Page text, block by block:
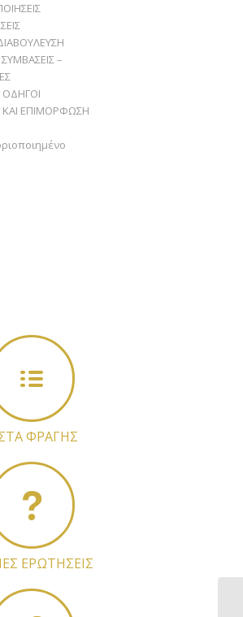
–
ΟΔΗΓΟΙ
ΚΑΙ ΕΠΙΜΟΡΦΩΣΗ
ΦΡΑΓΗΣ
ΕΡΩΤΗΣΕΙΣ